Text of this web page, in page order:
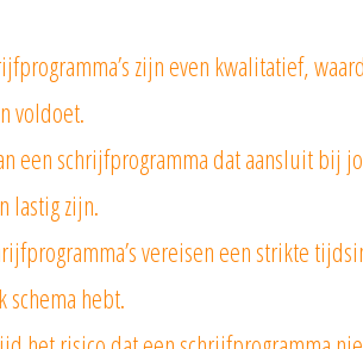
zijn even kwalitatief,
voldoet.
een schrijfprogramma dat aansluit bij
lastig zijn.
vereisen een strikte
schema hebt.